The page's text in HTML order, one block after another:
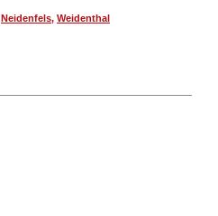
Neidenfels, Weidenthal